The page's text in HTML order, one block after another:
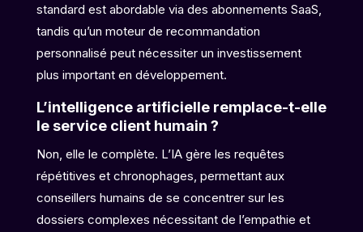
standard est abordable via des abonnements SaaS,
tandis qu’un moteur de recommandation
personnalisé peut nécessiter un investissement
plus important en développement.
L’intelligence artificielle remplace-t-elle
le service client humain ?
Non, elle le complète. L’IA gère les requêtes
répétitives et chronophages, permettant aux
conseillers humains de se concentrer sur les
dossiers complexes nécessitant de l’empathie et